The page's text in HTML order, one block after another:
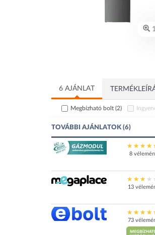
6 AJÁNLAT
Megbízható bolt (2)
TOVÁBBI AJÁNLATOK (6)
8
13
73